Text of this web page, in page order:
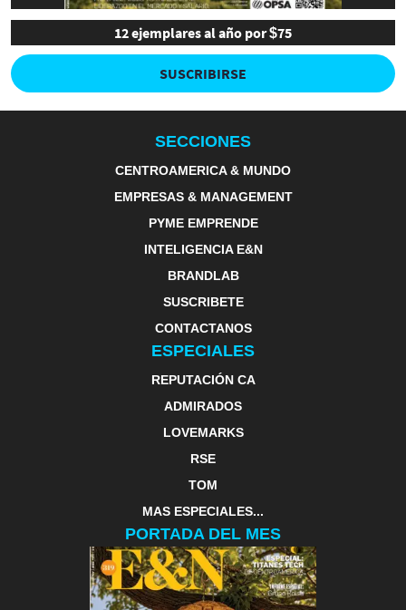
12 ejemplares al año por $75
SUSCRIBIRSE
SECCIONES
CENTROAMERICA & MUNDO
EMPRESAS & MANAGEMENT
PYME EMPRENDE
INTELIGENCIA E&N
BRANDLAB
SUSCRIBETE
CONTACTANOS
ESPECIALES
REPUTACIÓN CA
ADMIRADOS
LOVEMARKS
RSE
TOM
MAS ESPECIALES...
PORTADA DEL MES